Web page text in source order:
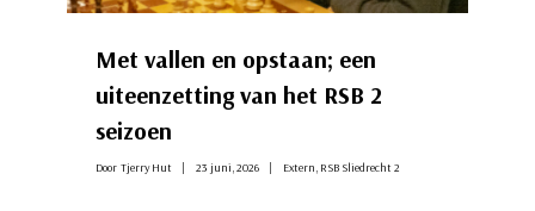
Met vallen en opstaan; een
uiteenzetting van het RSB 2
seizoen
Door Tjerry Hut 23 juni, 2026 Extern, RSB Sliedrecht 2